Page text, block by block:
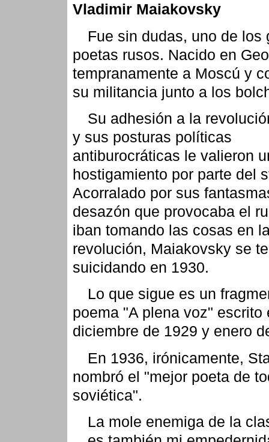
Vladimir Maiakovsky
Fue sin dudas, uno de los
poetas rusos. Nacido en
tempranamente a Moscú y
su militancia junto a los
Su adhesión a la
y sus posturas políticas
antiburocráticas le valieron
hostigamiento por parte del
Acorralado por sus
desazón que provocaba el
iban tomando las cosas en
revolución, Maiakovsky se
suicidando en 1930.
Lo que sigue es un
poema "A plena voz" escrito
diciembre de 1929 y enero
En 1936, irónicamente,
nombró el "mejor poeta de
soviética".
La mole enemiga de la